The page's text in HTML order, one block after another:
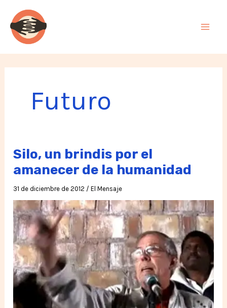
contenido
Futuro
Silo, un brindis por el
amanecer de la humanidad
31 de diciembre de 2012 /El Mensaje